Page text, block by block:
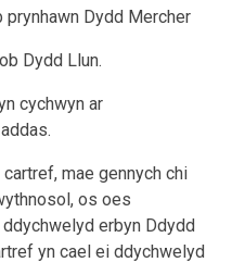
Dydd Mercher
Dydd Llun.
cychwyn ar
mae gennych chi
os oes
erbyn Ddydd
yn cael ei ddychwelyd